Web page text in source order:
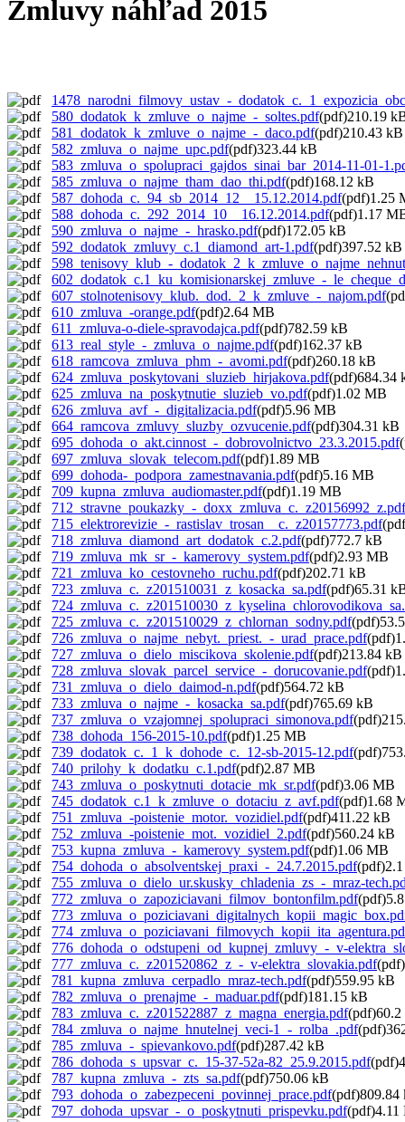
Zmluvy náhľad 2015
1478_narodni_filmovy_ustav_-
580_dodatok_k_zmluve_o_najme_-_soltes.pdf(pdf)210.19
581_dodatok_k_zmluve_o_najme_-_daco.pdf(pdf)210.43 kB
582_zmluva_o_najme_upc.pdf(pdf)323.44 kB
583_zmluva_o_spolupraci_gajdos_sinai_bar_2014-11-01-
585_zmluva_o_najme_tham_dao_thi.pdf(pdf)168.12 kB
587_dohoda_c._94_sb_2014_12__15.12.2014.pdf(pdf)1.25
588_dohoda_c._292_2014_10__16.12.2014.pdf(pdf)1.17
590_zmluva_o_najme_-_hrasko.pdf(pdf)172.05 kB
592_dodatok_zmluvy_c.1_diamond_art-1.pdf(pdf)397.52 kB
598_tenisovy_klub_-
602_dodatok_c.1_ku_komisionarskej_zmluve_-
607_stolnotenisovy_klub._dod._2_k_zmluve_-_najom.pdf
610_zmluva_-orange.pdf(pdf)2.64 MB
611_zmluva-o-diele-spravodajca.pdf(pdf)782.59 kB
613_real_style_-_zmluva_o_najme.pdf(pdf)162.37 kB
618_ramcova_zmluva_phm_-_avomi.pdf(pdf)260.18 kB
624_zmluva_poskytovani_sluzieb_hirjakova.pdf(pdf)684.34
625_zmluva_na_poskytnutie_sluzieb_vo.pdf(pdf)1.02 MB
626_zmluva_avf_-_digitalizacia.pdf(pdf)5.96 MB
664_ramcova_zmluvy_sluzby_ozvucenie.pdf(pdf)304.31 kB
695_dohoda_o_akt.cinnost_-_dobrovolnictvo_23.3.2015.pdf
697_zmluva_slovak_telecom.pdf(pdf)1.89 MB
699_dohoda-_podpora_zamestnavania.pdf(pdf)5.16 MB
709_kupna_zmluva_audiomaster.pdf(pdf)1.19 MB
712_stravne_poukazky_-_doxx_zmluva_c._z20156992_z.pdf
715_elektrorevizie_-_rastislav_trosan__c._z20157773.pdf
718_zmluva_diamond_art_dodatok_c.2.pdf(pdf)772.7 kB
719_zmluva_mk_sr_-_kamerovy_system.pdf(pdf)2.93 MB
721_zmluva_ko_cestovneho_ruchu.pdf(pdf)202.71 kB
723_zmluva_c._z201510031_z_kosacka_sa.pdf(pdf)65.31
725_zmluva_c._z201510029_z_chlornan_sodny.pdf
726_zmluva_o_najme_nebyt._priest._-_urad_prace.pdf
727_zmluva_o_dielo_miscikova_skolenie.pdf(pdf)213.84 kB
728_zmluva_slovak_parcel_service_-_dorucovanie.pdf
731_zmluva_o_dielo_daimod-n.pdf(pdf)564.72 kB
733_zmluva_o_najme_-_kosacka_sa.pdf(pdf)765.69 kB
737_zmluva_o_vzajomnej_spolupraci_simonova.pdf
738_dohoda_156-2015-10.pdf(pdf)1.25 MB
739_dodatok_c._1_k_dohode_c._12-sb-2015-12.pdf
740_prilohy_k_dodatku_c.1.pdf(pdf)2.87 MB
743_zmluva_o_poskytnuti_dotacie_mk_sr.pdf(pdf)3.06 MB
745_dodatok_c.1_k_zmluve_o_dotaciu_z_avf.pdf(pdf)1.68
751_zmluva_-poistenie_motor._vozidiel.pdf(pdf)411.22 kB
752_zmluva_-poistenie_mot._vozidiel_2.pdf(pdf)560.24 kB
753_kupna_zmluva_-_kamerovy_system.pdf(pdf)1.06 MB
754_dohoda_o_absolventskej_praxi_-_24.7.2015.pdf
755_zmluva_o_dielo_ur.skusky_chladenia_zs_-_mraz-
772_zmluva_o_zapoziciavani_filmov_bontonfilm.pdf
776_dohoda_o_odstupeni_od_kupnej_zmluvy_-_v-
777_zmluva_c._z201520862_z_-_v-elektra_slovakia.pdf
781_kupna_zmluva_cerpadlo_mraz-tech.pdf(pdf)559.95 kB
782_zmluva_o_prenajme_-_maduar.pdf(pdf)181.15 kB
783_zmluva_c._z201522887_z_magna_energia.pdf
784_zmluva_o_najme_hnutelnej_veci-1_-_rolba_.pdf
785_zmluva_-_spievankovo.pdf(pdf)287.42 kB
786_dohoda_s_upsvar_c._15-37-52a-82_25.9.2015.pdf
787_kupna_zmluva_-_zts_sa.pdf(pdf)750.06 kB
793_dohoda_o_zabezpeceni_povinnej_prace.pdf(pdf)809.84
797_dohoda_upsvar_-_o_poskytnuti_prispevku.pdf(pdf)4.11